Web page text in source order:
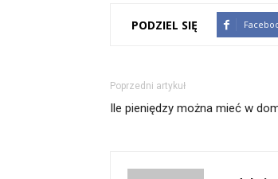
PODZIEL SIĘ
Poprzedni artykuł
Ile pieniędzy można mieć w